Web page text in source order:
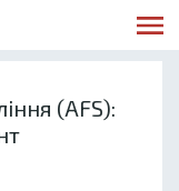
(AFS):